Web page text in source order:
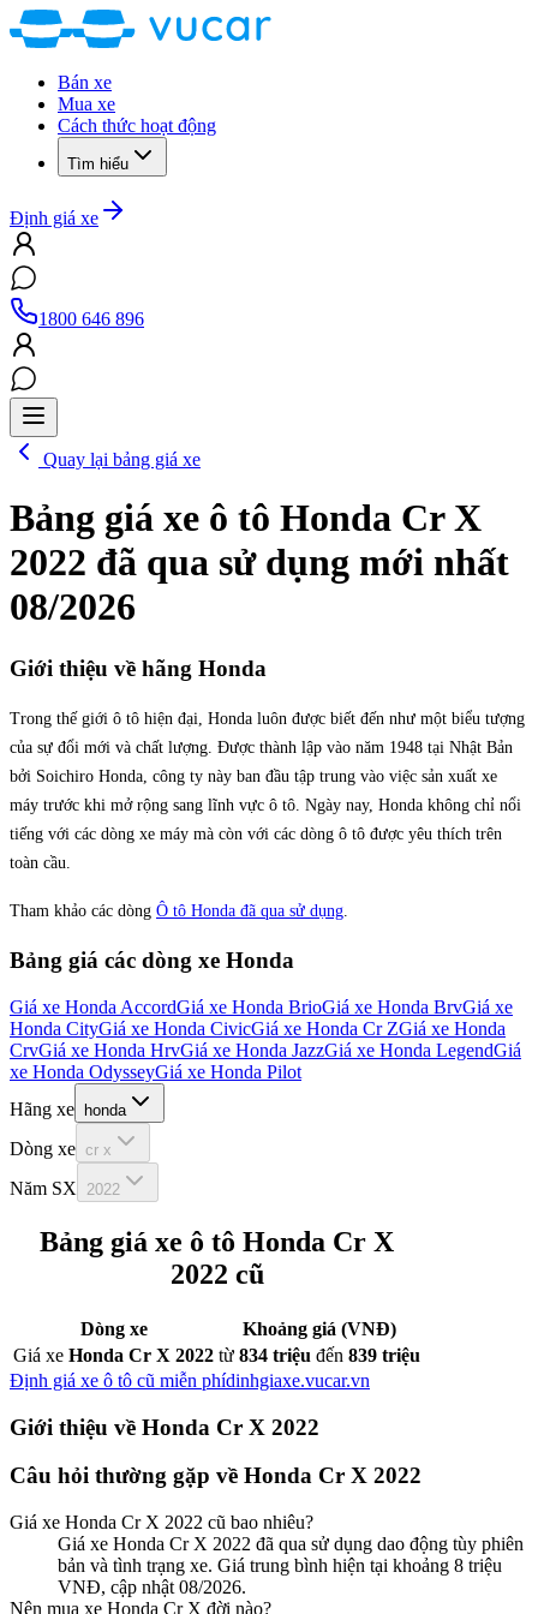
Bán xe
Mua xe
Cách thức hoạt động
Tìm hiểu
Định giá xe
1800 646 896
Quay lại bảng giá xe
Bảng giá xe ô tô Honda Cr X
2022 đã qua sử dụng mới nhất
08/2026
Giới thiệu về hãng Honda
Trong thế giới ô tô hiện đại, Honda luôn được biết đến như một biểu tượng
của sự đổi mới và chất lượng. Được thành lập vào năm 1948 tại Nhật Bản
bởi Soichiro Honda, công ty này ban đầu tập trung vào việc sản xuất xe
máy trước khi mở rộng sang lĩnh vực ô tô. Ngày nay, Honda không chỉ nổi
tiếng với các dòng xe máy mà còn với các dòng ô tô được yêu thích trên
toàn cầu.
Tham khảo các dòng Ô tô Honda đã qua sử dụng
Bảng giá các dòng xe Honda
Giá xe Honda AccordGiá xe Honda BrioGiá xe Honda BrvGiá xe
Honda CityGiá xe Honda CivicGiá xe Honda Cr ZGiá xe Honda
CrvGiá xe Honda HrvGiá xe Honda JazzGiá xe Honda LegendGiá
xe Honda OdysseyGiá xe Honda Pilot
Hãng xe
honda
Dòng xe cr x
Năm SX 2022
Bảng giá xe ô tô Honda Cr X
2022 cũ
Dòng xe
Khoảng giá (VNĐ)
Giá xe Honda Cr X 2022 từ 834 triệu đến 839 triệu
Định giá xe ô tô cũ miễn phídinhgiaxe.vucar.vn
Giới thiệu về Honda Cr X 2022
Câu hỏi thường gặp về Honda Cr X 2022
Giá xe Honda Cr X 2022 cũ bao nhiêu?
Giá xe Honda Cr X 2022 đã qua sử dụng dao động tùy phiên
bản và tình trạng xe. Giá trung bình hiện tại khoảng 8 triệu
VNĐ, cập nhật 08/2026.
Nên mua xe Honda Cr X đời nào?